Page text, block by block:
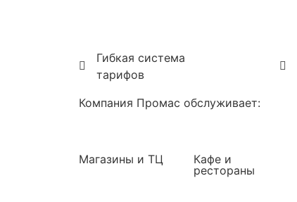
Гибкая система
тарифов
Компания Промас обслуживает:
Магазины и ТЦ
Кафе и
рестораны